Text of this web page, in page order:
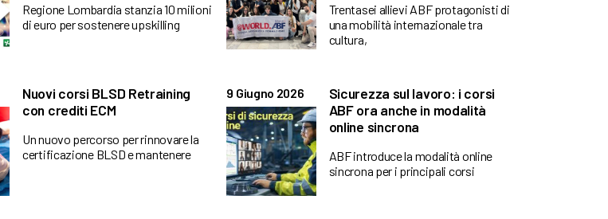
Regione Lombardia stanzia 10 milioni
di euro per sostenere upskilling
Trentasei allievi ABF protagonisti di
una mobilità internazionale tra
cultura,
Nuovi corsi BLSD Retraining
con crediti ECM
Un nuovo percorso per rinnovare la
certificazione BLSD e mantenere
9 Giugno 2026
Sicurezza sul lavoro: i corsi
ABF ora anche in modalità
online sincrona
ABF introduce la modalità online
sincrona per i principali corsi